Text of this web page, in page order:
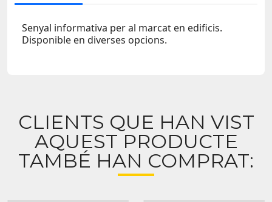
Senyal informativa per al marcat en edificis.
Disponible en diverses opcions.
CLIENTS QUE HAN VIST
AQUEST PRODUCTE
TAMBÉ HAN COMPRAT: